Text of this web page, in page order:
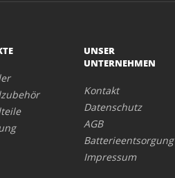
UNSER
UNTERNEHMEN
Kontakt
Datenschutz
AGB
Batterieentsorgung
Impressum